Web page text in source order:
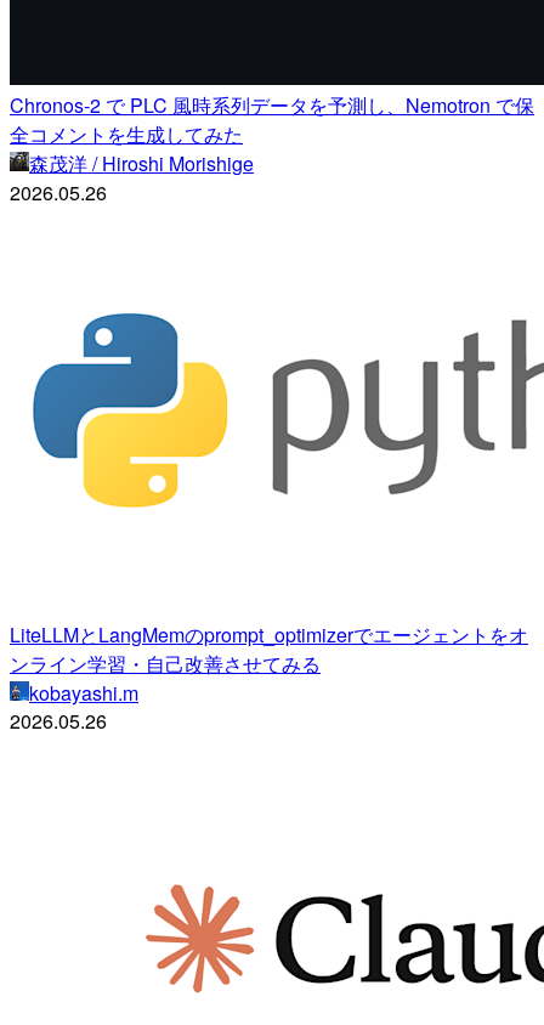
Chronos-2 で PLC 風時系列データを予測し、Nemotron で保
全コメントを生成してみた
森茂洋 / Hiroshi Morishige
2026.05.26
LiteLLMとLangMemのprompt_optimizerでエージェントをオ
ンライン学習・自己改善させてみる
kobayashi.m
2026.05.26